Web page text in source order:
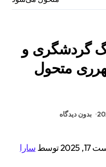
گردشگری و
متحول
بدون دیدگاه
توسط
سارا